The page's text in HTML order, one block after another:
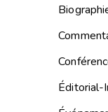
Éditorial-